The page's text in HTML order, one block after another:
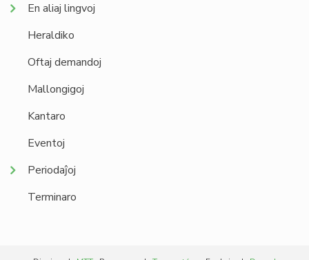
En aliaj lingvoj
Heraldiko
Oftaj demandoj
Mallongigoj
Kantaro
Eventoj
Periodaĵoj
Terminaro